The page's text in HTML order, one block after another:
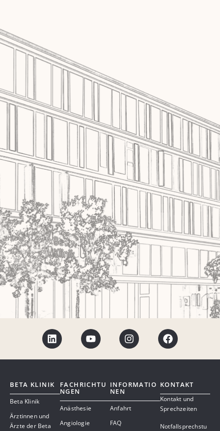
BETA KLINIK
Beta Klinik
Ärztinnen und
Ärzte der Beta
FACHRICHTU
NGEN
Anästhesie
Angiologie
INFORMATIO
NEN
Anfahrt
FAQ
KONTAKT
Kontakt und
Sprechzeiten
Notfallsprechstu